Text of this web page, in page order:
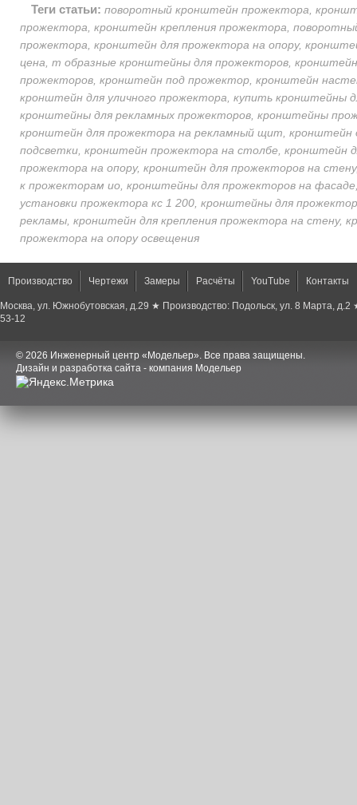
Теги статьи: поворотный кронштейн прожектора,
прожектора, кронштейн крепления прожектора,
прожектора, кронштейн для прожектора на опору,
цена, т образные кронштейны для прожекторов,
прожекторов, кронштейн под прожектор, кронштейн
кронштейн для уличного прожектора, купить кронштейны
кронштейны для рекламных прожекторов, кронштейны
кронштейн для прожектора на рекламный щит, кронштейн
подсветки, кронштейн прожектора на столбе, кронштейн
прожектора на опору, кронштейн для прожекторов на
к прожекторам ио, кронштейны для прожекторов на
установки прожектора кс 1 200, кронштейны для
рекламы, кронштейн для крепления прожектора на стену,
прожектора на опору освещения
Производство Чертежи Замеры Расчёты YouTube Контакты
Москва, ул. Южнобутовская, д.29 ★ Производство: Подольск, ул. 8 Марта,
53-12
© 2026 Инженерный центр «Модельер». Все права защищены.
Дизайн и разработка сайта - компания Модельер